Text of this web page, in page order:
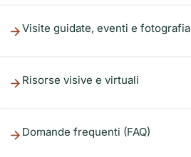
Visite guidate, eventi e fotografia
Risorse visive e virtuali
Domande frequenti (FAQ)